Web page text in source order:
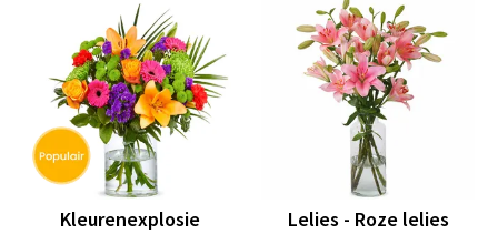
Kleurenexplosie Lelies - Roze lelies